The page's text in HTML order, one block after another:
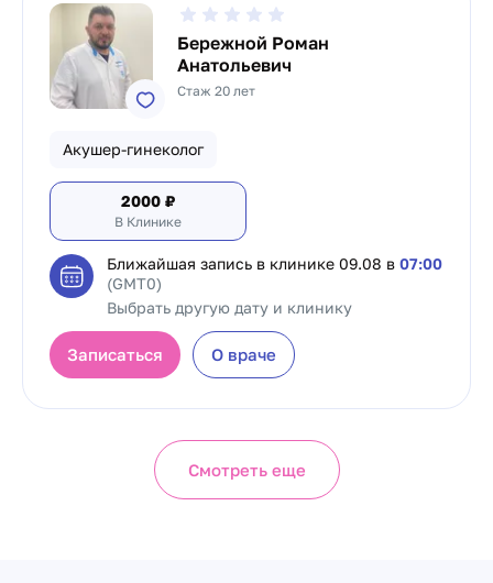
Бережной Роман
Анатольевич
Стаж 20 лет
Акушер-гинеколог
2000 ₽
В Клинике
Ближайшая запись в клинике 09.08 в 07:00
(GMT0)
Выбрать другую дату и клинику
Записаться О враче
Смотреть еще